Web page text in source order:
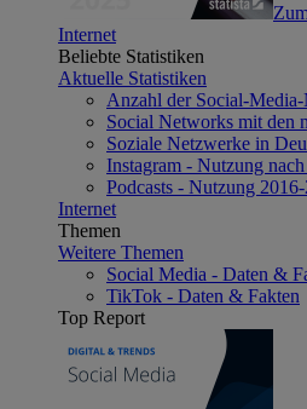
Internet
Beliebte Statistiken
Aktuelle Statistiken
Anzahl der Social-
Social Networks mit den
Soziale Netzwerke in
Instagram - Nutzung
Podcasts - Nutzung
Internet
Themen
Weitere Themen
Social Media - Daten &
TikTok - Daten & Fakten
Top Report